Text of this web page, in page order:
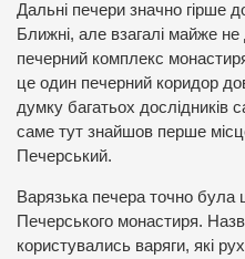
Дальні печери значно гірше
Ближні, але взагалі майже
печерний комплекс
це один печерний коридор
думку багатьох дослідників
саме тут знайшов перше
Печерський.
Варязька печера точно
Печерського монастиря.
користувались варяги, які